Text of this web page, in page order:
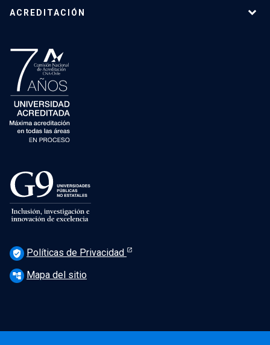
ACREDITACIÓN
verified_user Políticas de Privacidad
account_tree Mapa del sitio